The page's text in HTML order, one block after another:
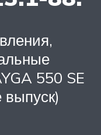
550 SE
выпуск)